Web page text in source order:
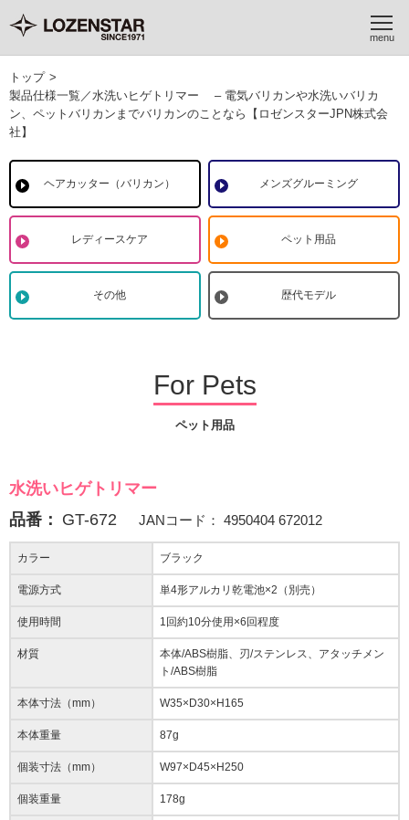
トップ >
製品仕様一覧／水洗いヒゲトリマー – 電気バリカンや水洗いバリカ
ン、ペットバリカンまでバリカンのことなら【ロゼンスターJPN株式会
社】
ヘアカッター（バリカン） メンズグルーミング
レディースケア ペット用品
その他 歴代モデル
For Pets
ペット用品
水洗いヒゲトリマー
品番： GT-672 JANコード： 4950404 672012
カラー ブラック
電源方式 単4形アルカリ乾電池×2（別売）
使用時間 1回約10分使用×6回程度
材質
本体/ABS樹脂、刃/ステンレス、アタッチメン
ト/ABS樹脂
本体寸法（mm） W35×D30×H165
本体重量 87g
個装寸法（mm） W97×D45×H250
個装重量 178g